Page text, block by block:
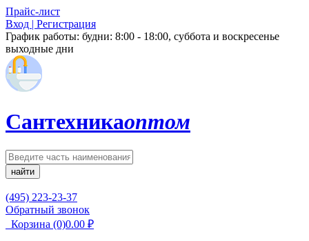
Прайс-лист
Вход | Регистрация
График работы: будни: 8:00 - 18:00, суббота и воскресенье
выходные дни
Сантехникаоптом
найти
(495) 223-23-37
Обратный звонок
Корзина (0)0.00 ₽